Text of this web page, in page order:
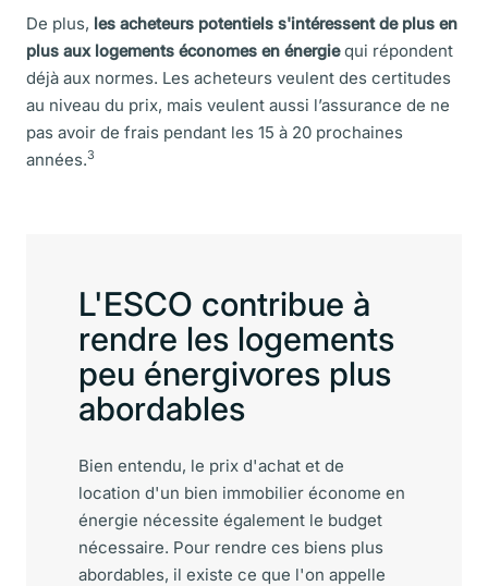
De plus, les acheteurs potentiels s'intéressent de plus en
plus aux logements économes en énergiequi répondent
déjà aux normes. Les acheteurs veulent des certitudes
au niveau du prix, mais veulent aussi l’assurance de ne
pas avoir de frais pendant les 15 à 20 prochaines
années.3
L'ESCO contribue à
rendre les logements
peu énergivores plus
abordables
Bien entendu, le prix d'achat et de
location d'un bien immobilier économe en
énergie nécessite également le budget
nécessaire. Pour rendre ces biens plus
abordables, il existe ce que l'on appelle